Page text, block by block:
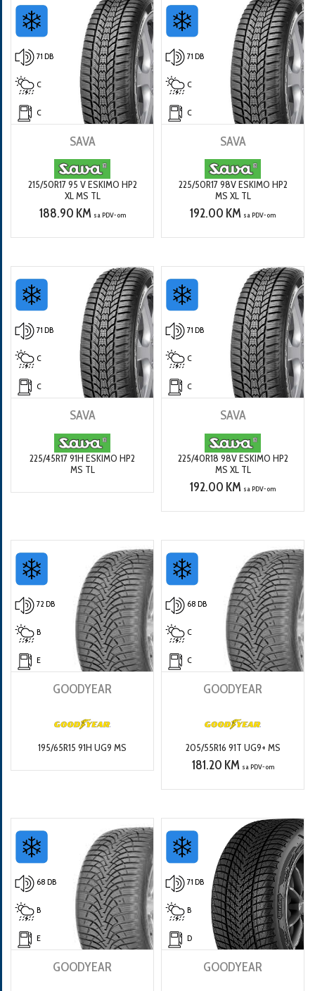
71 DB
C
C
SAVA
215/50R17 95 V ESKIMO HP2
XL MS TL
188.90 KM sa PDV-om
71 DB
C
C
SAVA
225/50R17 98V ESKIMO HP2
MS XL TL
192.00 KM sa PDV-om
71 DB
C
C
SAVA
225/45R17 91H ESKIMO HP2
MS TL
71 DB
C
C
SAVA
225/40R18 98V ESKIMO HP2
MS XL TL
192.00 KM sa PDV-om
72 DB
B
E
GOODYEAR
195/65R15 91H UG9 MS
68 DB
C
C
GOODYEAR
205/55R16 91T UG9+ MS
181.20 KM sa PDV-om
68 DB
B
E
GOODYEAR
71 DB
B
D
GOODYEAR